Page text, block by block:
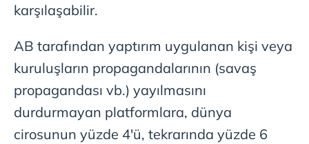
karşılaşabilir.
AB tarafından yaptırım uygulanan kişi veya
kuruluşların propagandalarının (savaş
propagandası vb.) yayılmasını
durdurmayan platformlara, dünya
cirosunun yüzde 4'ü, tekrarında yüzde 6